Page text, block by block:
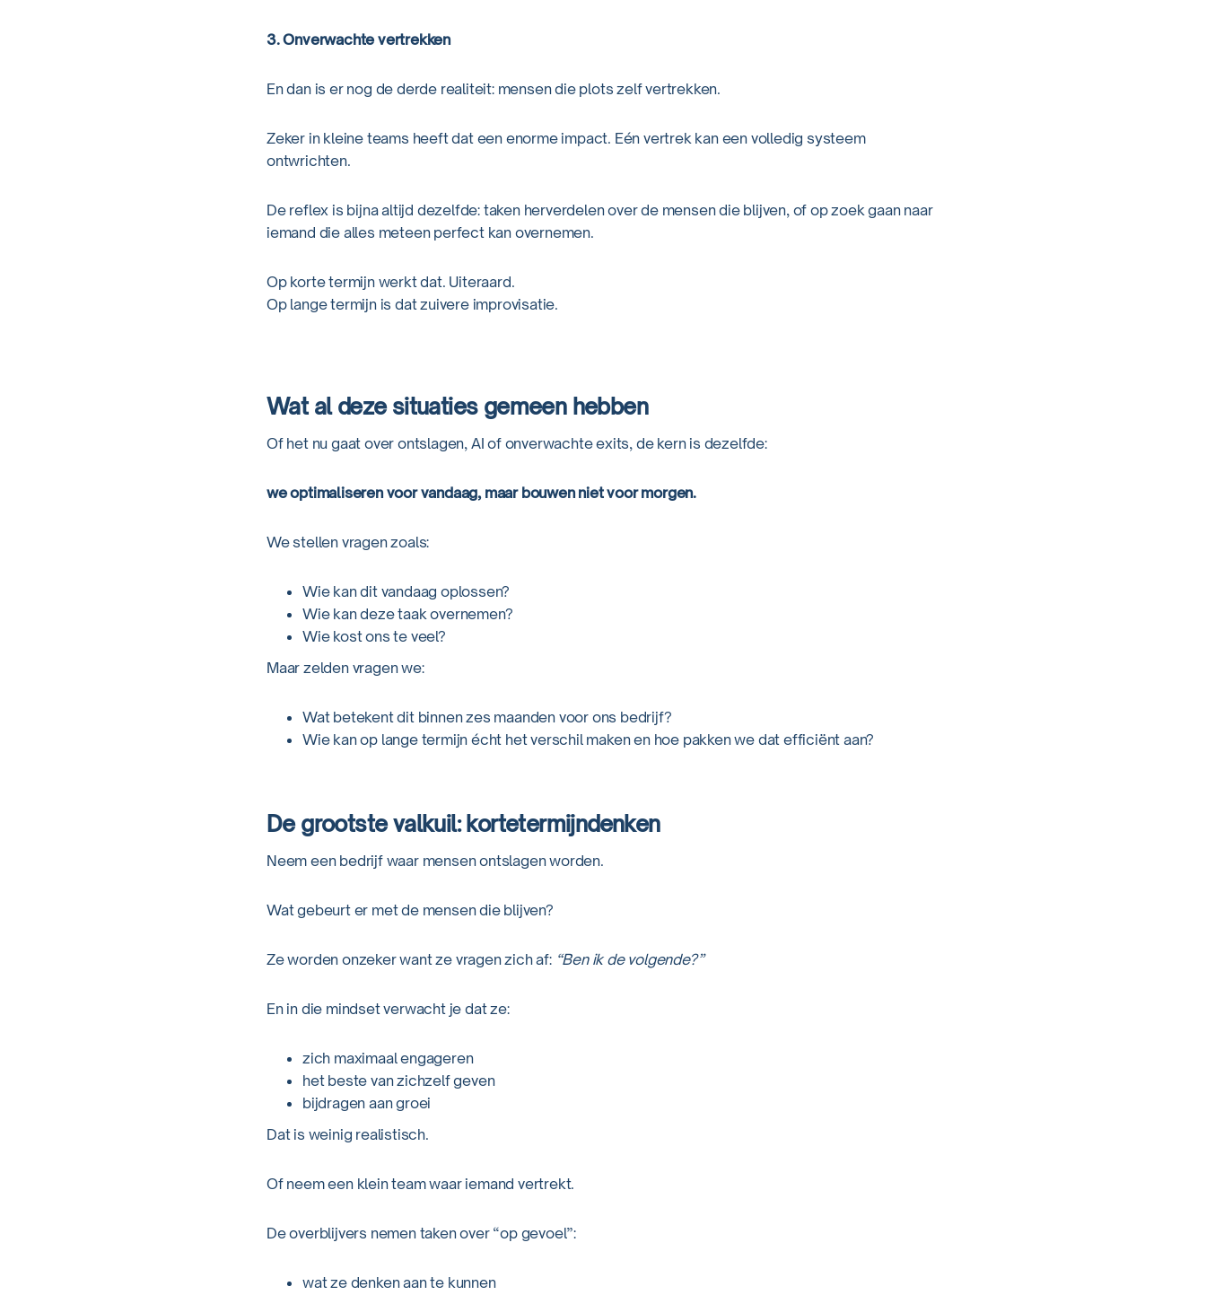
3. Onverwachte vertrekken
En dan is er nog de derde realiteit: mensen die plots zelf vertrekken.
Zeker in kleine teams heeft dat een enorme impact. Eén vertrek kan een volledig systeem
ontwrichten.
De reflex is bijna altijd dezelfde: taken herverdelen over de mensen die blijven, of op zoek gaan naar
iemand die alles meteen perfect kan overnemen.
Op korte termijn werkt dat. Uiteraard.
Op lange termijn is dat zuivere improvisatie.
Wat al deze situaties gemeen hebben
Of het nu gaat over ontslagen, AI of onverwachte exits, de kern is dezelfde:
we optimaliseren voor vandaag, maar bouwen niet voor morgen.
We stellen vragen zoals:
Wie kan dit vandaag oplossen?
Wie kan deze taak overnemen?
Wie kost ons te veel?
Maar zelden vragen we:
Wat betekent dit binnen zes maanden voor ons bedrijf?
Wie kan op lange termijn écht het verschil maken en hoe pakken we dat efficiënt aan?
De grootste valkuil: kortetermijndenken
Neem een bedrijf waar mensen ontslagen worden.
Wat gebeurt er met de mensen die blijven?
Ze worden onzeker want ze vragen zich af: “Ben ik de volgende?”
En in die mindset verwacht je dat ze:
zich maximaal engageren
het beste van zichzelf geven
bijdragen aan groei
Dat is weinig realistisch.
Of neem een klein team waar iemand vertrekt.
De overblijvers nemen taken over “op gevoel”:
wat ze denken aan te kunnen